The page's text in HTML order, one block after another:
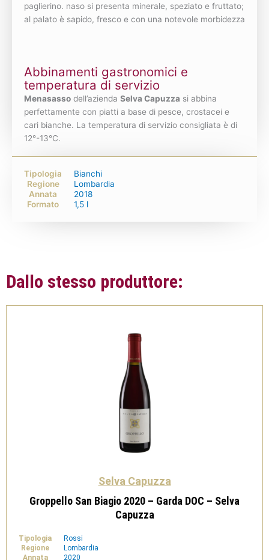
paglierino. naso si presenta minerale, speziato e fruttato;
al palato è sapido, fresco e con una notevole morbidezza
Abbinamenti gastronomici e
temperatura di servizio
Menasasso dell’azienda Selva Capuzza si abbina
perfettamente con piatti a base di pesce, crostacei e
cari bianche. La temperatura di servizio consigliata è di
12°-13°C.
Tipologia
Bianchi
Regione
Lombardia
Annata
2018
Formato
1,5 l
Dallo stesso produttore:
Selva Capuzza
Groppello San Biagio 2020 – Garda DOC – Selva
Capuzza
Tipologia
Rossi
Regione
Lombardia
Annata
2020